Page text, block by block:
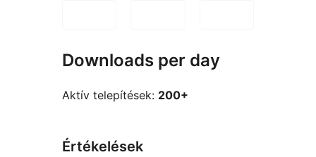
Downloads per day
Aktív telepítések: 200+
Értékelések